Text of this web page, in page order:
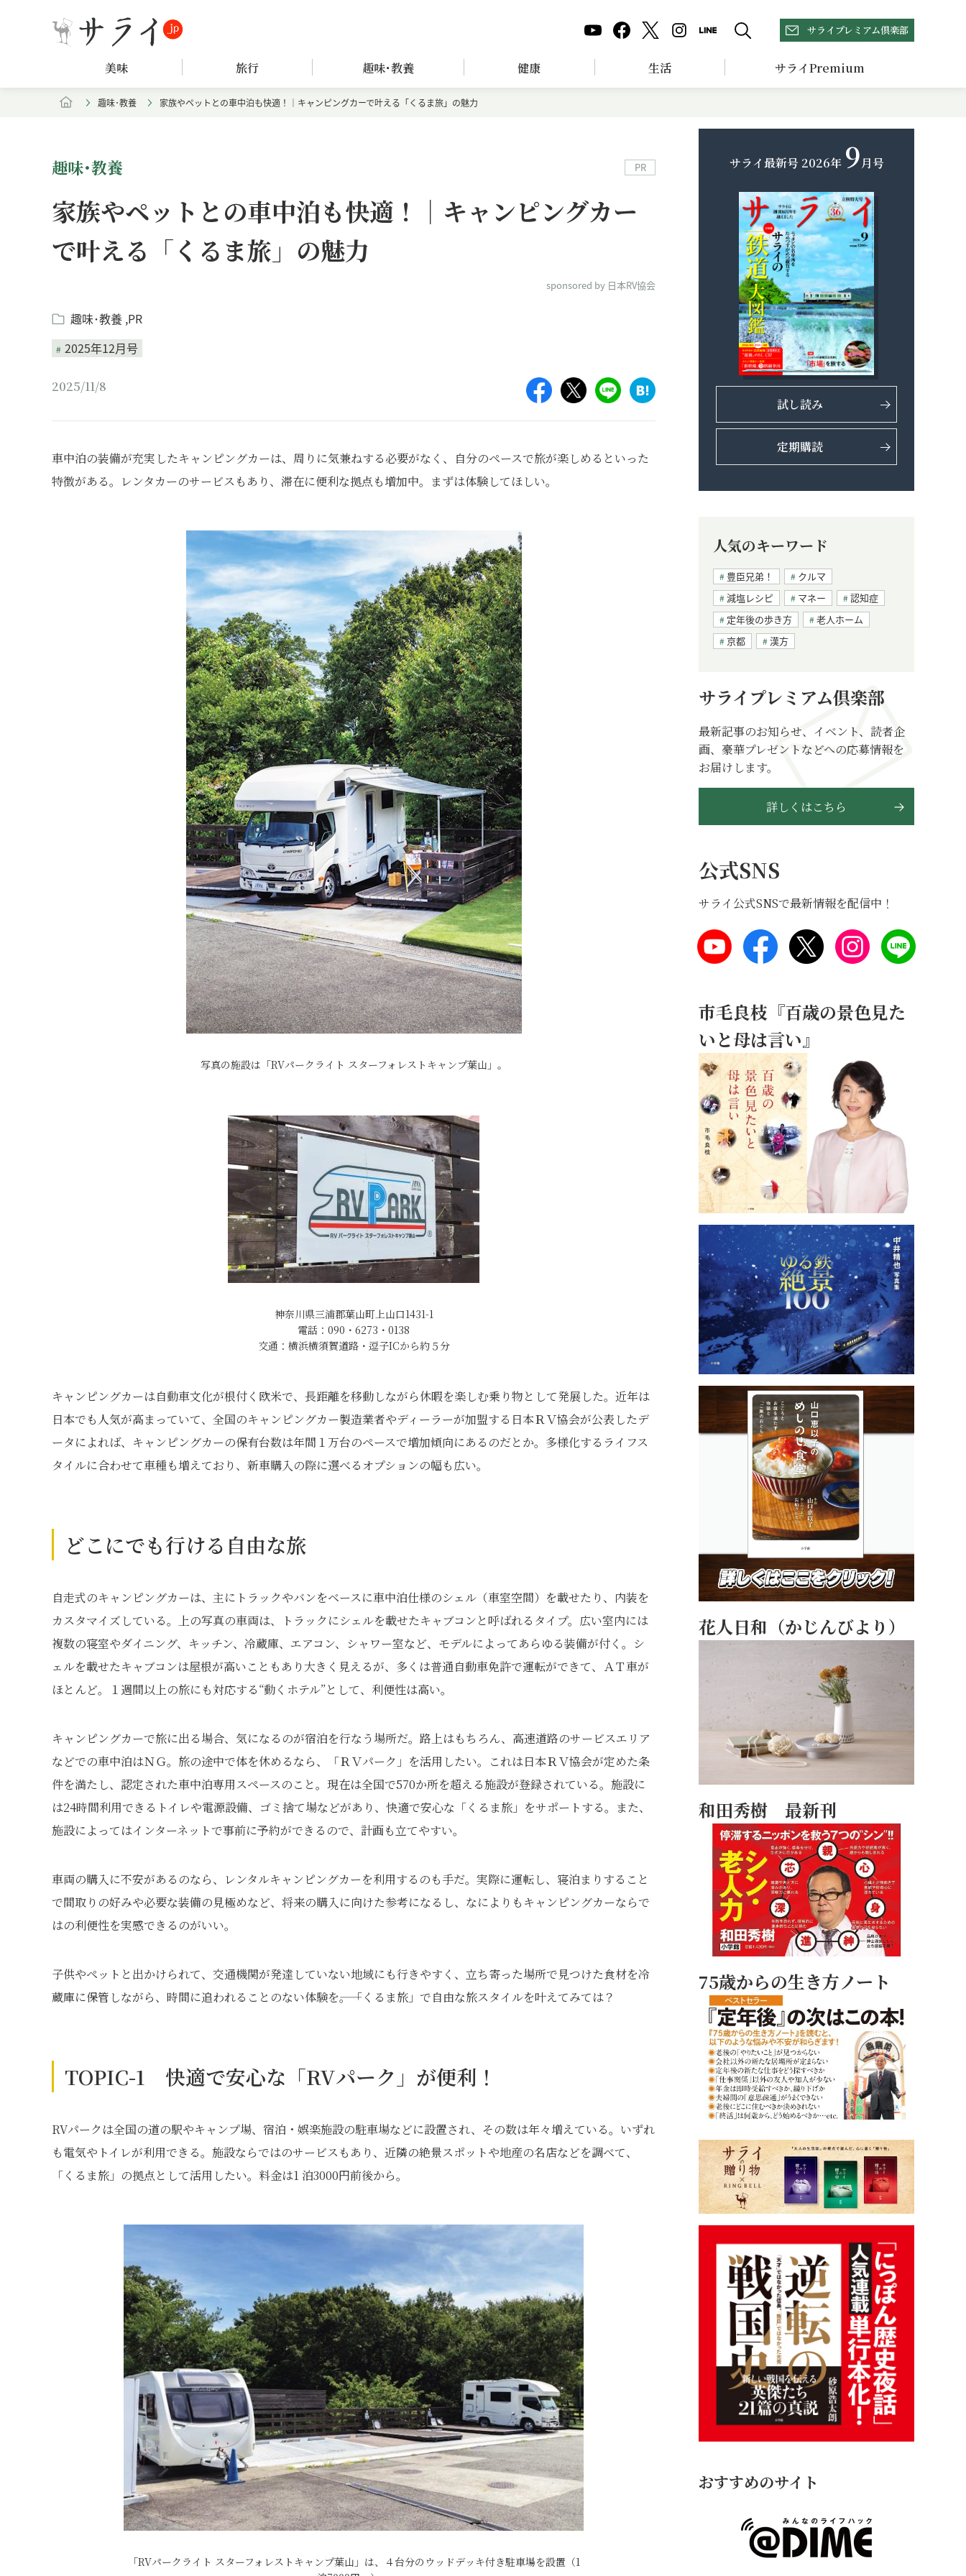
サライプレミアム倶楽部
美味 旅行 趣味･教養 健康 生活 サライPremium
趣味･教養 家族やペットとの車中泊も快適！｜キャンピングカーで叶える「くるま旅」の魅力
趣味･教養
家族やペットとの車中泊も快適！｜キャンピングカー
で叶える「くるま旅」の魅力
sponsored by 日本RV協会
趣味･教養 PR
2025年12月号
2025/11/8
PR
車中泊の装備が充実したキャンピングカーは、周りに気兼ねする必要がなく、自分のペースで旅が楽しめるといった
特徴がある。レンタカーのサービスもあり、滞在に便利な拠点も増加中。まずは体験してほしい。
写真の施設は「RVパークライト スターフォレストキャンプ葉山」。
神奈川県三浦郡葉山町上山口1431-1
電話：090・6273・0138
交通：横浜横須賀道路・逗子ICから約５分
キャンピングカーは自動車文化が根付く欧米で、長距離を移動しながら休暇を楽しむ乗り物として発展した。近年は
日本でも人気が高まっていて、全国のキャンピングカー製造業者やディーラーが加盟する日本ＲＶ協会が公表したデ
ータによれば、キャンピングカーの保有台数は年間１万台のペースで増加傾向にあるのだとか。多様化するライフス
タイルに合わせて車種も増えており、新車購入の際に選べるオプションの幅も広い。
どこにでも行ける自由な旅
自走式のキャンピングカーは、主にトラックやバンをベースに車中泊仕様のシェル（車室空間）を載せたり、内装を
カスタマイズしている。上の写真の車両は、トラックにシェルを載せたキャブコンと呼ばれるタイプ。広い室内には
複数の寝室やダイニング、キッチン、冷蔵庫、エアコン、シャワー室など、モデルによってあらゆる装備が付く。シ
ェルを載せたキャブコンは屋根が高いこともあり大きく見えるが、多くは普通自動車免許で運転ができて、ＡＴ車が
ほとんど。１週間以上の旅にも対応する“動くホテル”として、利便性は高い。
キャンピングカーで旅に出る場合、気になるのが宿泊を行なう場所だ。路上はもちろん、高速道路のサービスエリア
などでの車中泊はＮＧ。旅の途中で体を休めるなら、「ＲＶパーク」を活用したい。これは日本ＲＶ協会が定めた条
件を満たし、認定された車中泊専用スペースのこと。現在は全国で570か所を超える施設が登録されている。施設に
は24時間利用できるトイレや電源設備、ゴミ捨て場などがあり、快適で安心な「くるま旅」をサポートする。また、
施設によってはインターネットで事前に予約ができるので、計画も立てやすい。
車両の購入に不安があるのなら、レンタルキャンピングカーを利用するのも手だ。実際に運転し、寝泊まりすること
で間取りの好みや必要な装備の見極めなど、将来の購入に向けた参考になるし、なによりもキャンピングカーならで
はの利便性を実感できるのがいい。
子供やペットと出かけられて、交通機関が発達していない地域にも行きやすく、立ち寄った場所で見つけた食材を冷
蔵庫に保管しながら、時間に追われることのない体験を――。「くるま旅」で自由な旅スタイルを叶えてみては？
TOPIC-1 快適で安心な「RVパーク」が便利！
RVパークは全国の道の駅やキャンプ場、宿泊・娯楽施設の駐車場などに設置され、その数は年々増えている。いずれ
も電気やトイレが利用できる。施設ならではのサービスもあり、近隣の絶景スポットや地産の名店などを調べて、
「くるま旅」の拠点として活用したい。料金は1 泊3000円前後から。
「RVパークライト スターフォレストキャンプ葉山」は、４台分のウッドデッキ付き駐車場を設置（1
サライ最新号 2026年 9月号
試し読み
定期購読
人気のキーワード
豊臣兄弟！
クルマ
減塩レシピ
マネー
認知症
定年後の歩き方
老人ホーム
京都
漢方
サライプレミアム倶楽部
最新記事のお知らせ、イベント、読者企
画、豪華プレゼントなどへの応募情報を
お届けします。
詳しくはこちら
公式SNS
サライ公式SNSで最新情報を配信中！
市毛良枝『百歳の景色見た
いと母は言い』
花人日和（かじんびより）
和田秀樹 最新刊
75歳からの生き方ノート
おすすめのサイト